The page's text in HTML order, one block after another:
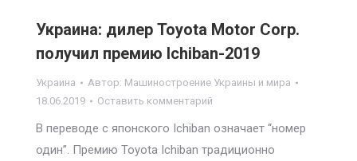
Украина: дилер Toyota Motor Corp.
получил премию Ichiban-2019
Украина Автор: Машиностроение Украины и мира
18.06.2019
Оставить комментарий
В переводе с японского Ichiban означает “номер
один”. Премию Toyota Ichiban традиционно